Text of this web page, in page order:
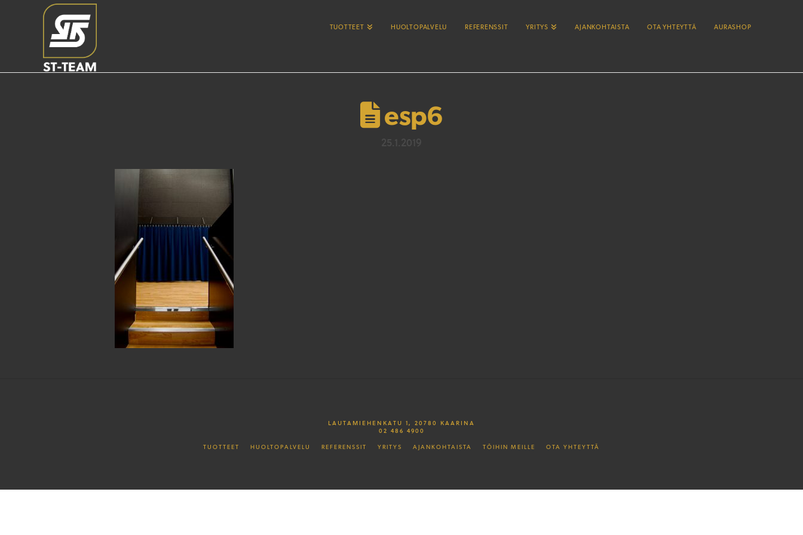
TUOTTEET HUOLTOPALVELU REFERENSSIT YRITYS AJANKOHTAISTA OTA YHTEYTTÄ AURASHOP
esp6
LAUTAMIEHENKATU 1, 20780 KAARINA
02 486 4900
TUOTTEET HUOLTOPALVELU REFERENSSIT YRITYS AJANKOHTAISTA TÖIHIN MEILLE OTA YHTEYTTÄ